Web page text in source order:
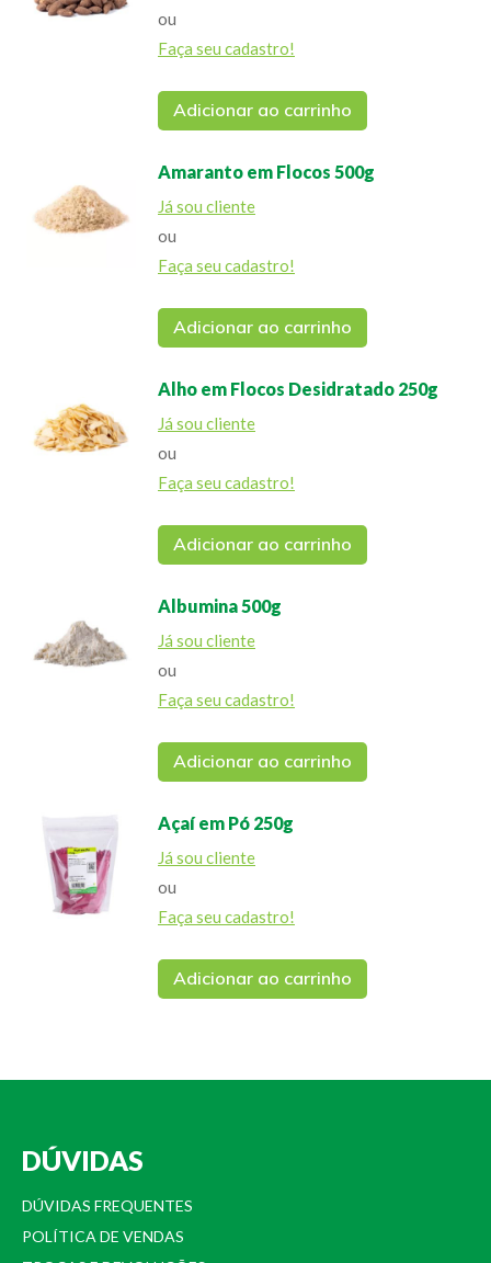
ou
Faça seu cadastro!
Adicionar ao carrinho
Amaranto em Flocos 500g
Já sou cliente
ou
Faça seu cadastro!
Adicionar ao carrinho
Alho em Flocos Desidratado 250g
Já sou cliente
ou
Faça seu cadastro!
Adicionar ao carrinho
Albumina 500g
Já sou cliente
ou
Faça seu cadastro!
Adicionar ao carrinho
Açaí em Pó 250g
Já sou cliente
ou
Faça seu cadastro!
Adicionar ao carrinho
DÚVIDAS
DÚVIDAS FREQUENTES
POLÍTICA DE VENDAS